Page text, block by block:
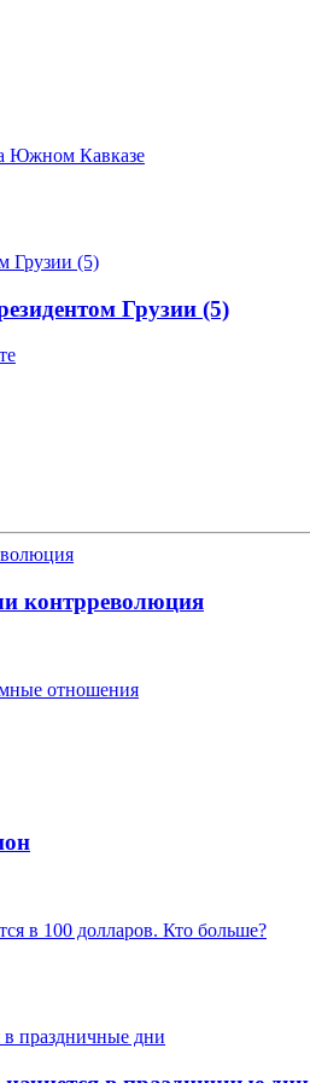
Южном Кавказе
Грузии (5)
контрреволюция
отношения
в 100 долларов. Кто больше?